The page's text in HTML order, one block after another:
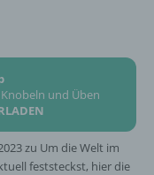
und Üben
zu Um die Welt im
feststeckst, hier die